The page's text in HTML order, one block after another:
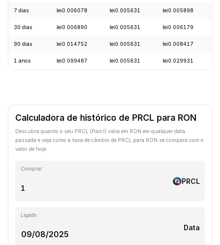
7 dias lei0.006078 lei0.005631 lei0.005898
30 dias lei0.006890 lei0.005631 lei0.006179
90 dias lei0.014752 lei0.005631 lei0.008417
1 anos lei0.099487 lei0.005631 lei0.029931
Calculadora de histórico de PRCL para RON
Descubra quanto o seu PRCL (Parcl) valia em RON em qualquer data
passada e veja como a taxa de câmbio de PRCL para RON se compara com o
valor de hoje.
Comprar
PRCL
Ligado
Data